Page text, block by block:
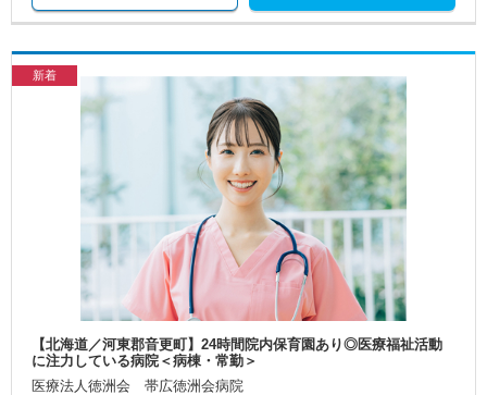
新着
【北海道／河東郡音更町】24時間院内保育園あり◎医療福祉活動
に注力している病院＜病棟・常勤＞
医療法人徳洲会 帯広徳洲会病院